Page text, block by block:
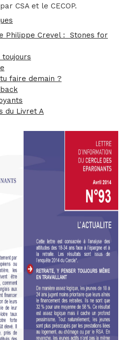
CSA et le CECOP.
Philippe Crevel : Stones for
faire demain ?
du Livret A